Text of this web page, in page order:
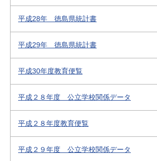
平成28年 徳島県統計書
平成29年 徳島県統計書
平成30年度教育便覧
平成２８年度 公立学校関係データ
平成２８年度教育便覧
平成２９年度 公立学校関係データ